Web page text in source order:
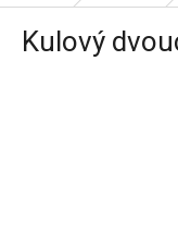
Kulový